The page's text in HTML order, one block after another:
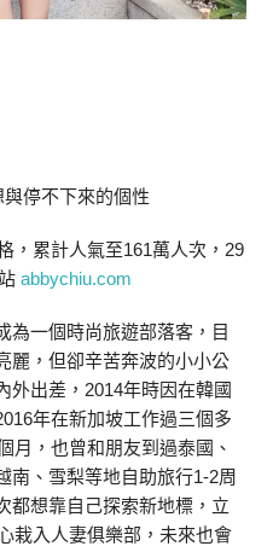
停不下來的個性
，累計人氣至161萬人次，29
abbychiu.com
為一個時尚旅遊部落客，目
麗，但卻辛苦奔波的小小公
外出差，2014年時因在韓國
年在新加坡工作過三個多
月，也曾和朋友到過泰國、
南、雪梨等地自助旅行1-2周
都想靠自己探索新地標，立
栽入人妻俱樂部，未來也會